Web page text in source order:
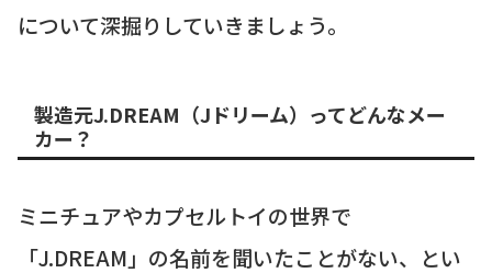
について深掘りしていきましょう。
製造元J.DREAM（Jドリーム）ってどんなメー
カー？
ミニチュアやカプセルトイの世界で
「J.DREAM」の名前を聞いたことがない、とい